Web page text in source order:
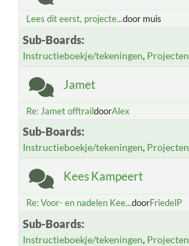
Lees dit eerst, projecte...door muis
Sub-Boards
Instructieboekje/tekeningen Projecten
Jamet
Re: Jamet offtraildoorAlex
Sub-Boards
Instructieboekje/tekeningen Projecten
Kees Kampeert
Re: Voor- en nadelen Kee...doorFriedelP
Sub-Boards
Instructieboekje/tekeningen Projecten